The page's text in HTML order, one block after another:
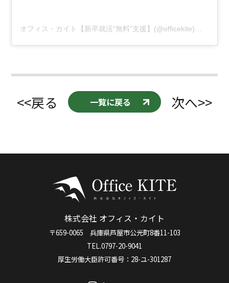
オフィス・カイト【新卒就活”無料”支援】(@officekite)がシェアした投稿
<<戻る 一覧に戻る 次へ>>
株式会社 オフィス・カイト
〒659-0065 兵庫県芦屋市公光町8番11-103
TEL.0797-20-9041
厚生労働大臣許可番号：28-ユ-301287